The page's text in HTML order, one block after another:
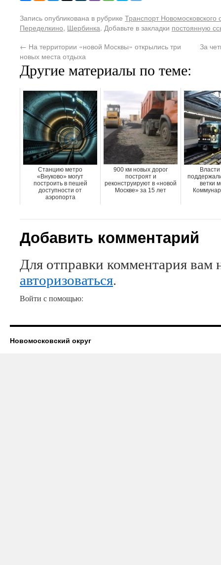
Запись опубликована в рубрике Транспорт Новомосковского
Переделкино, Щербинка. Добавьте в закладки постоянную
← На территории «новой Москвы» открылись три
новых места отдыха
За
Другие материалы по теме:
Станцию метро
«Внуково» могут
построить в пешей
доступности от
аэропорта
900 км новых дорог
построят и
реконструируют в «новой
Москве» за 15 лет
ветки
Добавить комментарий
Для отправки комментария вам
авторизоваться.
Войти с помощью:
Новомосковский округ